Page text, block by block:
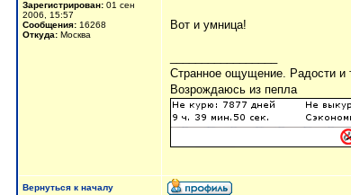
Зарегистрирован: 01 сен
2006, 15:57
Сообщения: 16268
Откуда: Москва
Вот и умница!
Странное ощущение. Радости и
Возрождаюсь из пепла
Вернуться к началу